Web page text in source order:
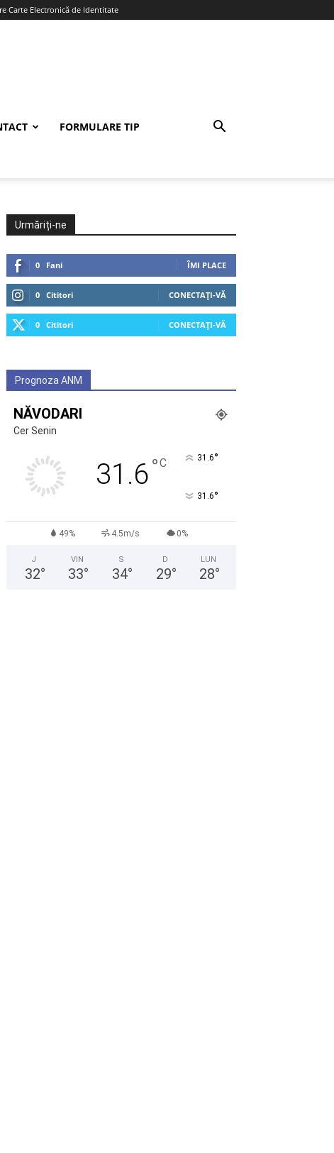
Carte Electronică de Identitate
FORMULARE TIP
Urmăriți-ne
0 Fani ÎMI PLACE
0 Cititori CONECTAȚI-VĂ
0 Cititori CONECTAȚI-VĂ
Prognoza ANM
NĂVODARI
Cer Senin
31.6°C 31.6°
31.6°
49% 4.5m/s 0%
J
32°
VIN
33°
S
34°
D
29°
LUN
28°